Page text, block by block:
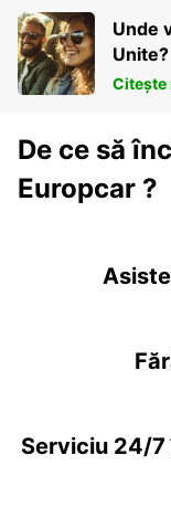
Unde
Unite?
Citește
De ce să
Europcar ?
Serviciu 24/